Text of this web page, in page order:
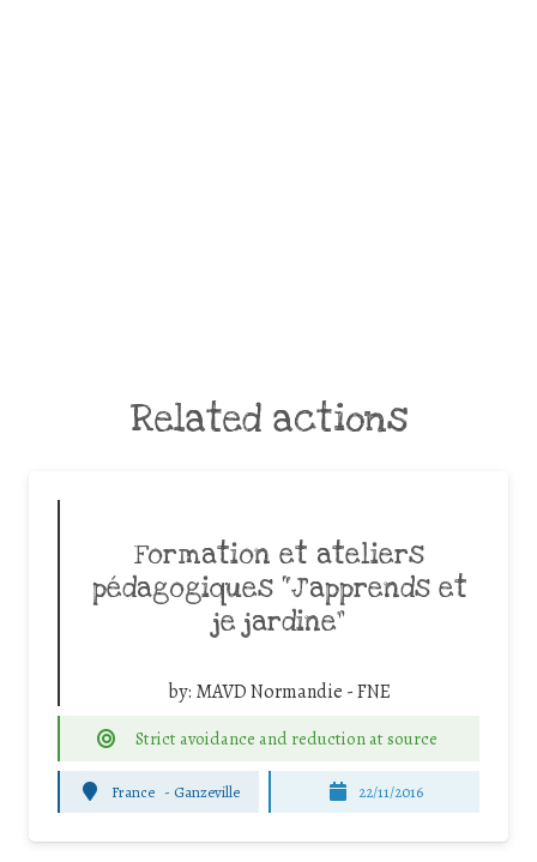
Related actions
Formation et ateliers
pédagogiques “J’apprends et
je jardine”
by: MAVD Normandie - FNE
Strict avoidance and reduction at source
France - Ganzeville 22/11/2016